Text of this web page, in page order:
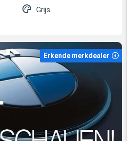
Grijs
Erkende merkdealer